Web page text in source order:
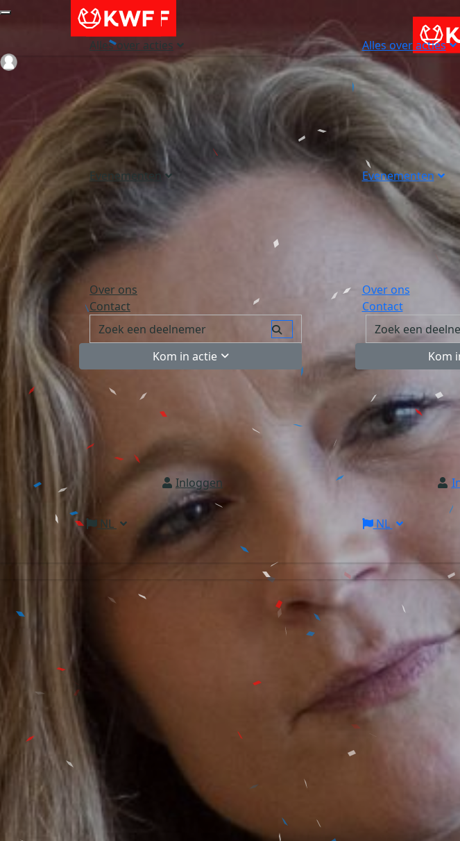
Alles over acties
Evenementen
Over ons
Contact
Kom in actie
Inloggen
NL
Alles over acties
Evenementen
Over ons
Contact
Kom
NL